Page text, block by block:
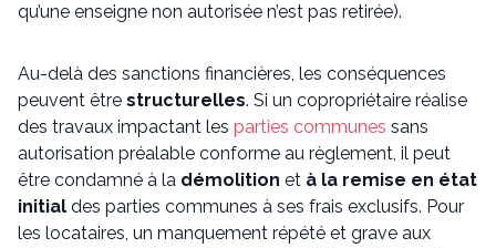
qu’une enseigne non autorisée n’est pas retirée).
Au-delà des sanctions financières, les conséquences
peuvent être structurelles. Si un copropriétaire réalise
des travaux impactant les parties communes sans
autorisation préalable conforme au règlement, il peut
être condamné à la démolition et à la remise en état
initial des parties communes à ses frais exclusifs. Pour
les locataires, un manquement répété et grave aux